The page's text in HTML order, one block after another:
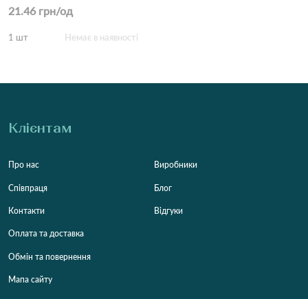
21.46 грн/од
1 шт Немає в наявності
Клієнтам
Про нас
Співпраця
Контакти
Оплата та доставка
Обмін та повернення
Мапа сайту
Виробники
Блог
Відгуки